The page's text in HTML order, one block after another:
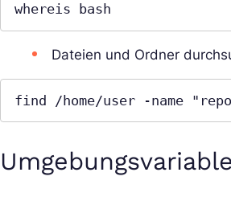
whereis bash
Dateien und Ordner
find /home/user -name